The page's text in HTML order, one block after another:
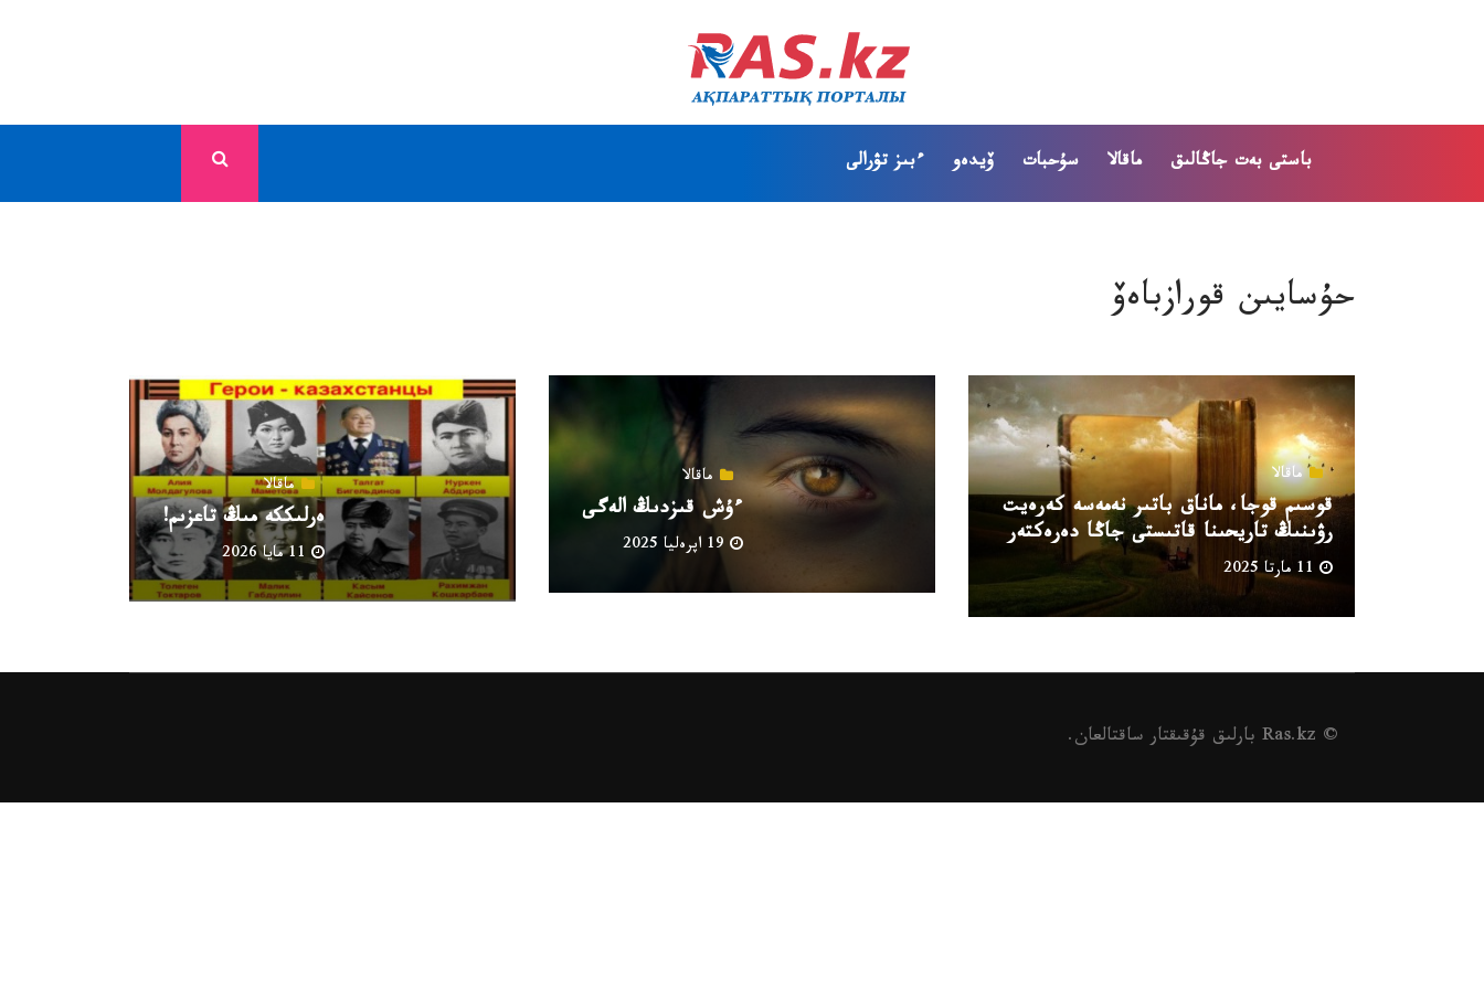
باستى بەت جاڭالىق ماقالا سۇحبات ۆيدەو ءبىز تۋرالى
حۇسايىن قورازباەۆ
ماقالا
قوسىم قوجا، ماناق باتىر نەمەسە كەرەيت
رۋىنىڭ تاريحىنا قاتىستى جاڭا دەرەكتەر
ماقالا
ءۇش قىزدىڭ الەگى
ماقالا
ەرلىككە مىڭ تاعزىم!
11 مايا 2026
© Ras.kz بارلىق قۇقىقتار ساقتالعان.